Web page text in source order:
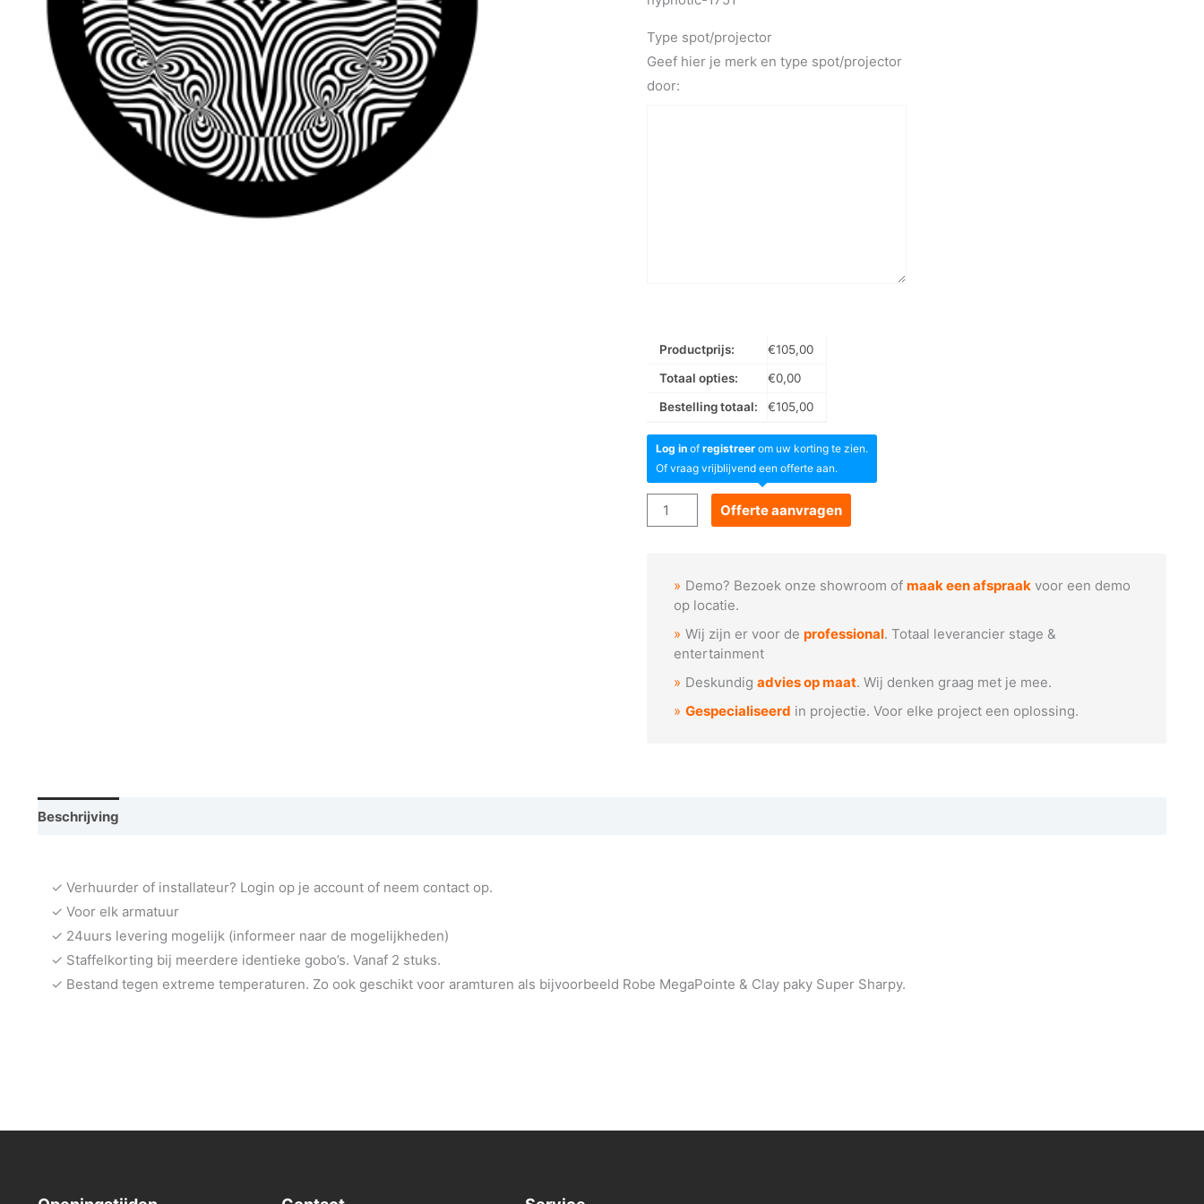
Type spot/projector
Geef hier je merk en type spot/projector
door:
Productprijs: €105,00
Totaal opties:
€0,00
Bestelling totaal:
€105,00
Log in ofregistreer om uw korting te zien.
Of vraag vrijblijvend een offerte aan.
Goboservice
-
spiraalpatroon
aantal
Offerte aanvragen
Demo? Bezoek onze showroom ofmaak een afspraak voor een demo
op locatie.
Wij zijn er voor deprofessional. Totaal leverancier stage &
entertainment
Deskundigadvies op maat. Wij denken graag met je mee.
Gespecialiseerd in projectie. Voor elke project een oplossing.
Beschrijving
✓ Verhuurder of installateur? Login op je account of neem contact op.
✓ Voor elk armatuur
✓ 24uurs levering mogelijk (informeer naar de mogelijkheden)
✓ Staffelkorting bij meerdere identieke gobo’s. Vanaf 2 stuks.
✓ Bestand tegen extreme temperaturen. Zo ook geschikt voor aramturen als bijvoorbeeld Robe MegaPointe & Clay paky Super Sharpy.